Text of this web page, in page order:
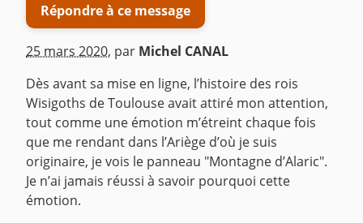
Répondre à ce message
25 mars 2020, par Michel CANAL
Dès avant sa mise en ligne, l’histoire des rois
Wisigoths de Toulouse avait attiré mon attention,
tout comme une émotion m’étreint chaque fois
que me rendant dans l’Ariège d’où je suis
originaire, je vois le panneau "Montagne d’Alaric".
Je n’ai jamais réussi à savoir pourquoi cette
émotion.